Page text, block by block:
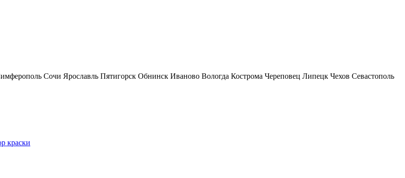
Сочи Ярославль Пятигорск Обнинск Иваново Вологда Кострома Череповец Липецк Чехов Севастополь
краски